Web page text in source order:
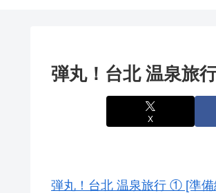
弾丸！台北 温泉旅
X
弾丸！台北 温泉旅行 ① [準備